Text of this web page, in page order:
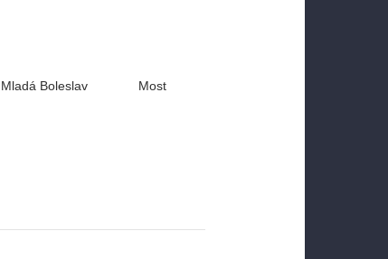
Mladá Boleslav
Most